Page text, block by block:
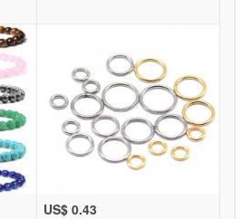
US$ 0.43